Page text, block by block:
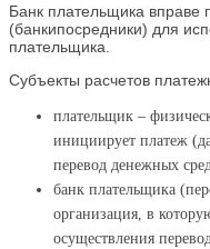
Банк плательщика вправе
(банкипосредники) для
плательщика.
Субъекты расчетов
плательщик –
инициирует платеж
перевод денежных
банк плательщика
организация, в
осуществления